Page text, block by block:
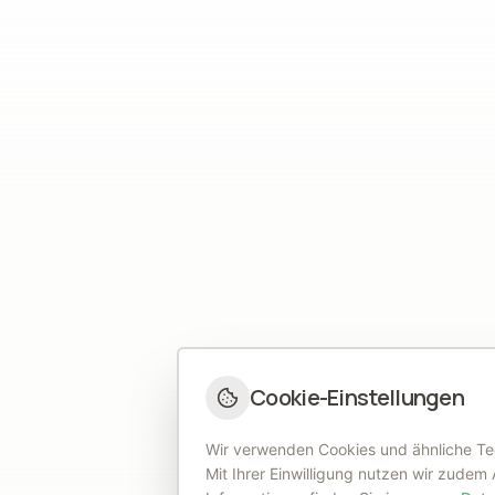
Cookie-Einstellungen
Wir verwenden Cookies und ähnliche
Mit Ihrer Einwilligung nutzen wir